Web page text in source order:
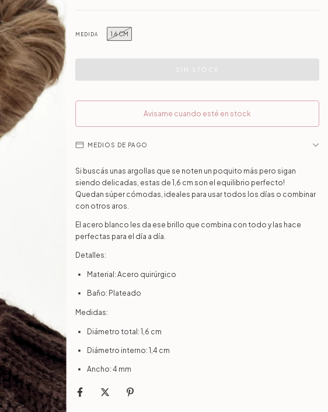
MEDIDA 1,6 CM
Avisame cuando esté en stock
MEDIOS DE PAGO
Si buscás unas argollas que se noten un poquito más pero sigan
siendo delicadas, estas de 1,6 cm son el equilibrio perfecto!
Quedan súper cómodas, ideales para usar todos los días o combinar
con otros aros.
El acero blanco les da ese brillo que combina con todo y las hace
perfectas para el día a día.
Detalles:
Material: Acero quirúrgico
Baño: Plateado
Medidas:
Diámetro total: 1,6 cm
Diámetro interno: 1,4 cm
Ancho: 4 mm